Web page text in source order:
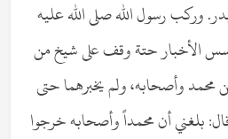
وركب رسول الله صلى الله عليه
الأخبار حتة وقف على شيخ من
وأصحابه، ولم يخبرهما حتى
بلغني أن محمداً وأصحابه خرجوا